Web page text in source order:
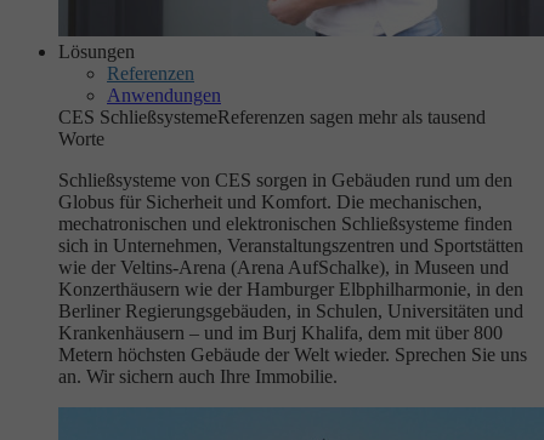
Lösungen
Referenzen
Anwendungen
CES SchließsystemeReferenzen sagen mehr als tausend
Worte
Schließsysteme von CES sorgen in Gebäuden rund um den
Globus für Sicherheit und Komfort. Die mechanischen,
mechatronischen und elektronischen Schließsysteme finden
sich in Unternehmen, Veranstaltungszentren und Sportstätten
wie der Veltins-Arena (Arena AufSchalke), in Museen und
Konzerthäusern wie der Hamburger Elbphilharmonie, in den
Berliner Regierungsgebäuden, in Schulen, Universitäten und
Krankenhäusern – und im Burj Khalifa, dem mit über 800
Metern höchsten Gebäude der Welt wieder. Sprechen Sie uns
an. Wir sichern auch Ihre Immobilie.